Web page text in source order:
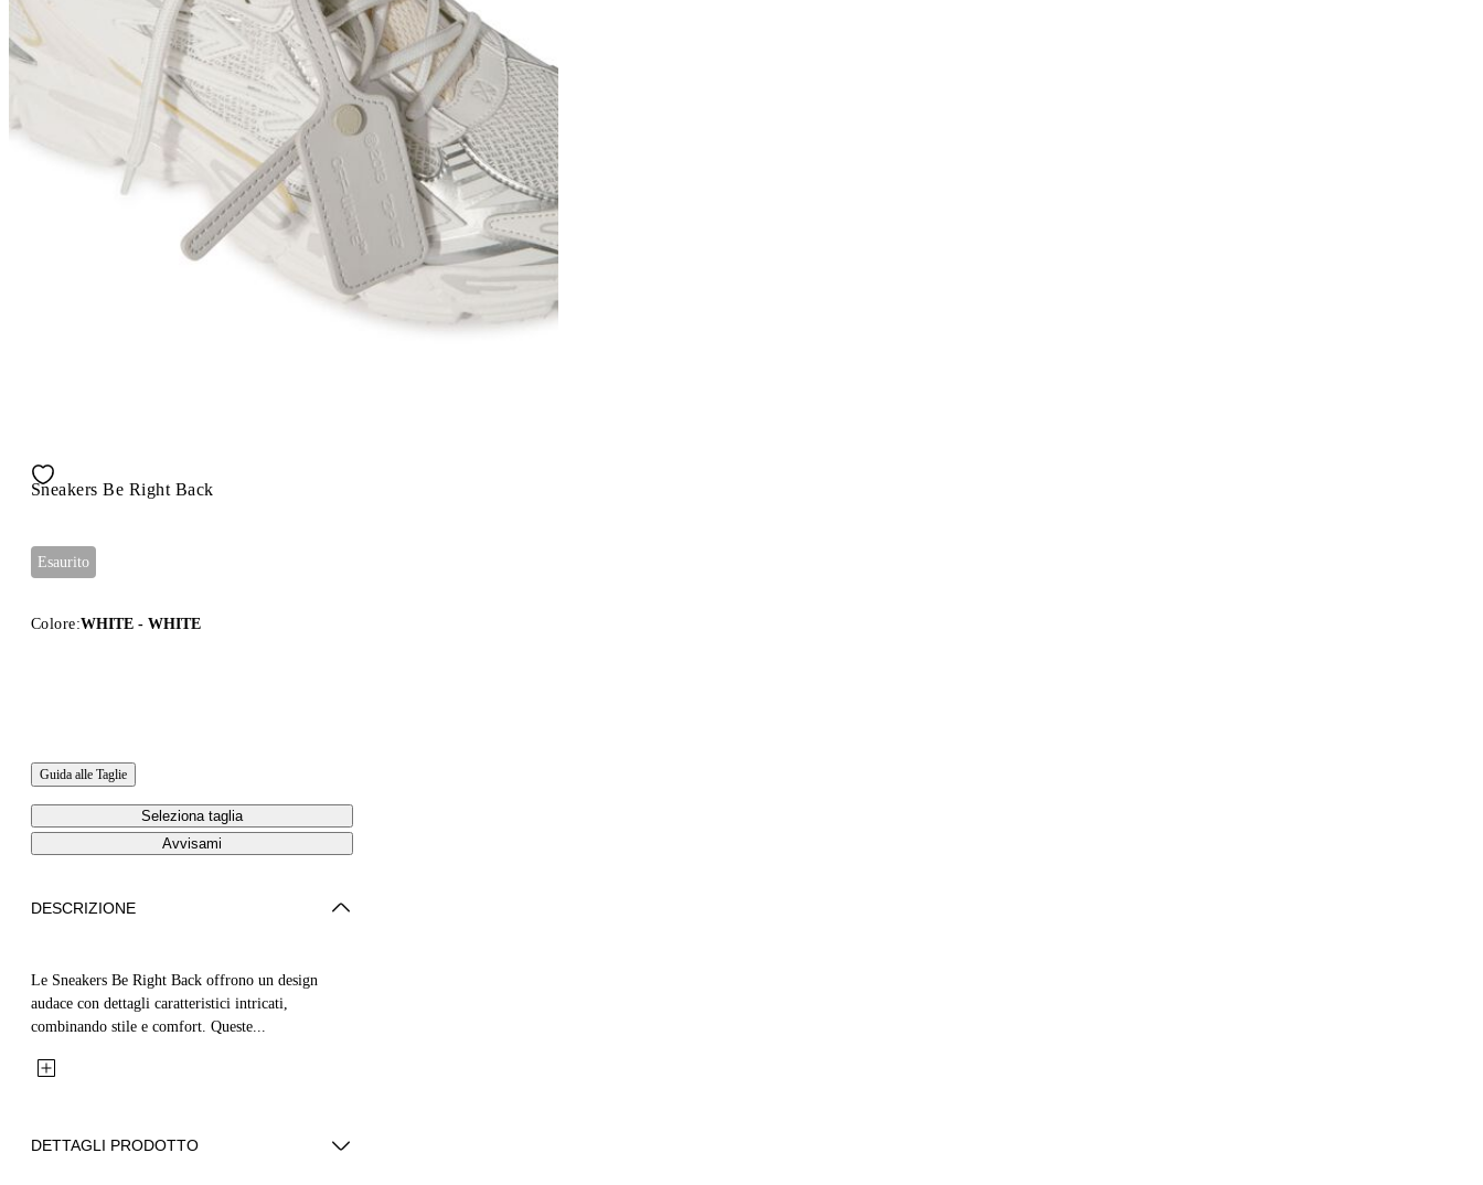
Sneakers Be Right Back
Esaurito
Colore:WHITE - WHITE
Guida alle Taglie
Seleziona taglia
Avvisami
DESCRIZIONE
Le Sneakers Be Right Back offrono un design
audace con dettagli caratteristici intricati,
combinando stile e comfort. Queste...
DETTAGLI PRODOTTO